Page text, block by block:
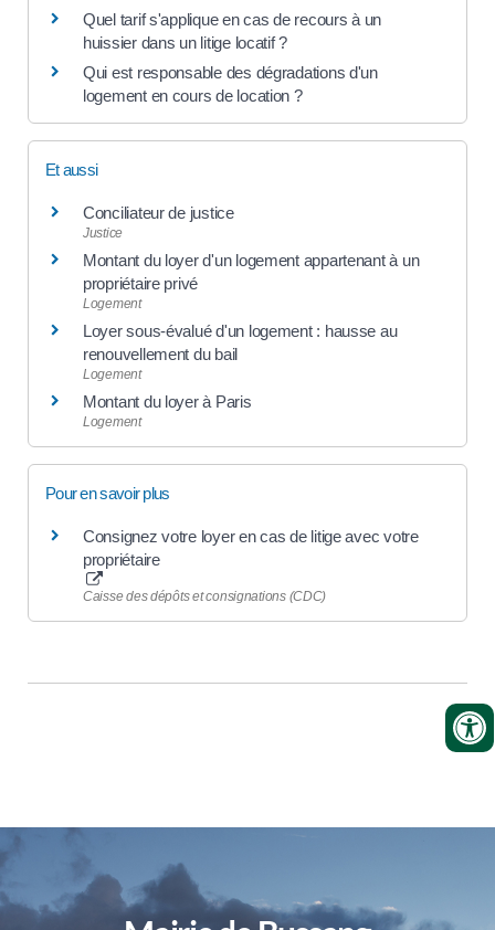
Quel tarif s'applique en cas de recours à un
huissier dans un litige locatif ?
Qui est responsable des dégradations d'un
logement en cours de location ?
Et aussi
Conciliateur de justice
Justice
Montant du loyer d'un logement appartenant à un
propriétaire privé
Logement
Loyer sous-évalué d'un logement : hausse au
renouvellement du bail
Logement
Montant du loyer à Paris
Logement
Pour en savoir plus
Consignez votre loyer en cas de litige avec votre
propriétaire
Caisse des dépôts et consignations (CDC)